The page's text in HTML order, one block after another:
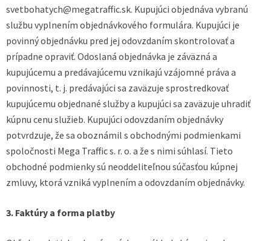
svetbohatych@megatraffic.sk. Kupujúci objednáva vybranú
službu vyplnením objednávkového formulára. Kupujúci je
povinný objednávku pred jej odovzdaním skontrolovať a
prípadne opraviť. Odoslaná objednávka je záväzná a
kupujúcemu a predávajúcemu vznikajú vzájomné práva a
povinnosti, t. j. predávajúci sa zaväzuje sprostredkovať
kupujúcemu objednané služby a kupujúci sa zaväzuje uhradiť
kúpnu cenu služieb. Kupujúci odovzdaním objednávky
potvrdzuje, že sa oboznámil s obchodnými podmienkami
spoločnosti Mega Traffic s. r. o. a že s nimi súhlasí. Tieto
obchodné podmienky sú neoddeliteľnou súčasťou kúpnej
zmluvy, ktorá vzniká vyplnením a odovzdaním objednávky.
3. Faktúry a forma platby